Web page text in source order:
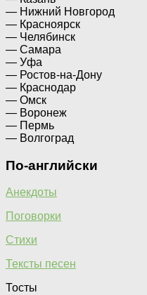
— Нижний Новгород
— Красноярск
— Челябинск
— Самара
— Уфа
— Ростов-на-Дону
— Краснодар
— Омск
— Воронеж
— Пермь
— Волгоград
По-английски
Анекдоты
Поговорки
Стихи
Тексты песен
Тосты